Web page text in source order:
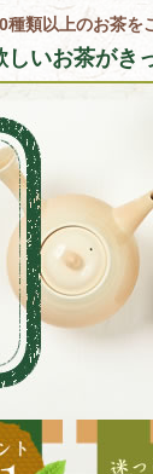
類以上のお茶を
いお茶がき